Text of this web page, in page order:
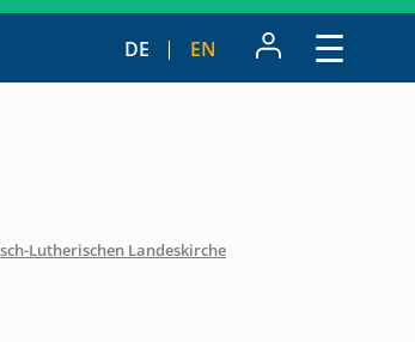
DE EN
Lutherischen Landeskirche